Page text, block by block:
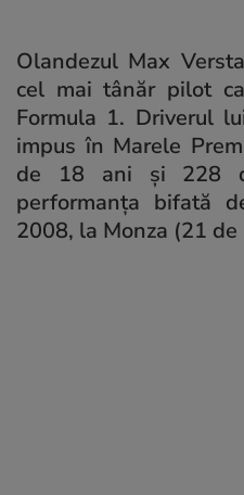
Olandezul Max
cel mai tânăr pilot
Formula 1. Driverul
impus în Marele
de 18 ani și 228
performanța bifată
2008, la Monza (21